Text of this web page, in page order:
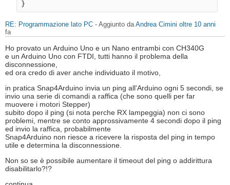
RE: Programmazione lato PC - Aggiunto da Andrea Cimini oltre 10 anni
fa
Ho provato un Arduino Uno e un Nano entrambi con CH340G
e un Arduino Uno con FTDI, tutti hanno il problema della
disconnessione,
ed ora credo di aver anche individuato il motivo,
in pratica Snap4Arduino invia un ping all'Arduino ogni 5 secondi, se
invio una serie di comandi a raffica (che sono quelli per far
muovere i motori Stepper)
subito dopo il ping (si nota perche RX lampeggia) non ci sono
problemi, mentre se conto approssivamente 4 secondi dopo il ping
ed invio la raffica, probabilmente
Snap4Arduino non riesce a ricevere la risposta del ping in tempo
utile e determina la disconnessione.
Non so se è possibile aumentare il timeout del ping o addirittura
disabilitarlo?!?